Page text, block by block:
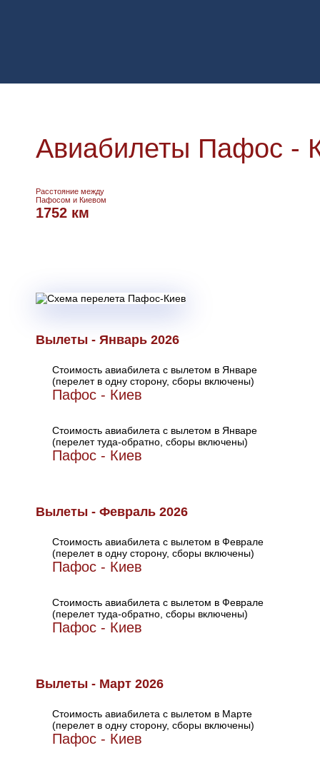
Авиабилеты Пафос -
Расстояние между
Пафосом и Киевом
1752 км
Вылеты - Январь 2026
Стоимость авиабилета с вылетом в Январе
(перелет в одну сторону, сборы включены)
Пафос - Киев
Стоимость авиабилета с вылетом в Январе
(перелет туда-обратно, сборы включены)
Пафос - Киев
Вылеты - Февраль 2026
Стоимость авиабилета с вылетом в Феврале
(перелет в одну сторону, сборы включены)
Пафос - Киев
Стоимость авиабилета с вылетом в Феврале
(перелет туда-обратно, сборы включены)
Пафос - Киев
Вылеты - Март 2026
Стоимость авиабилета с вылетом в Марте
(перелет в одну сторону, сборы включены)
Пафос - Киев